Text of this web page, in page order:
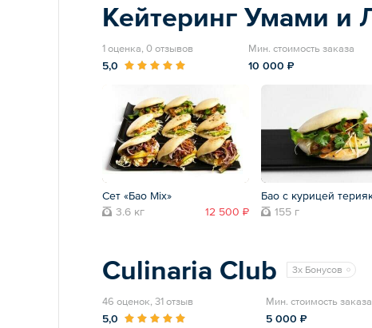
Кейтеринг Умами и
1 оценка, 0 отзывов
5,0
Мин. стоимость заказа
10 000 ₽
Сет «Бао Mix»
3.6 кг
12 500 ₽
Бао с курицей
155 г
Culinaria Club 3x Бонусов
46 оценок, 31 отзыв
5,0
Мин. стоимость заказа
5 000 ₽